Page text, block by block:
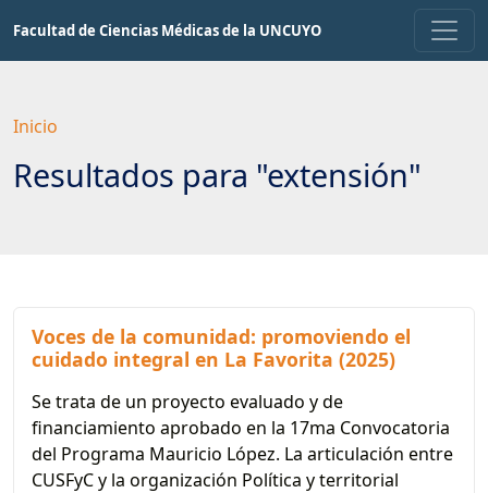
contenido
Facultad de Ciencias Médicas de la UNCUYO
Inicio
Resultados para "extensión"
Voces de la comunidad: promoviendo el
cuidado integral en La Favorita (2025)
Se trata de un proyecto evaluado y de
financiamiento aprobado en la 17ma Convocatoria
del Programa Mauricio López. La articulación entre
CUSFyC y la organización Política y territorial